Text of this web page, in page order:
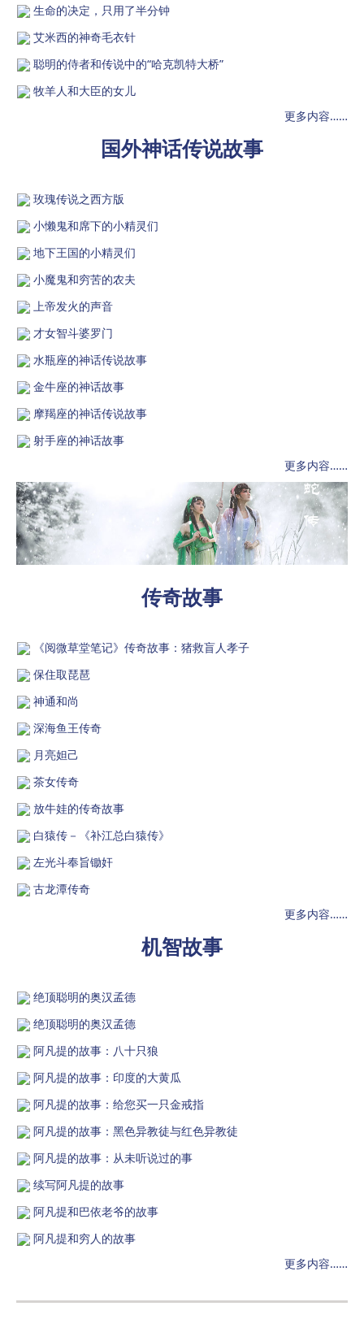
生命的决定，只用了半分钟
艾米西的神奇毛衣针
聪明的侍者和传说中的“哈克凯特大桥”
牧羊人和大臣的女儿
更多内容……
国外神话传说故事
玫瑰传说之西方版
小懒鬼和席下的小精灵们
地下王国的小精灵们
小魔鬼和穷苦的农夫
上帝发火的声音
才女智斗婆罗门
水瓶座的神话传说故事
金牛座的神话故事
摩羯座的神话传说故事
射手座的神话故事
更多内容……
传奇故事
《阅微草堂笔记》传奇故事：猪救盲人孝子
保住取琵琶
神通和尚
深海鱼王传奇
月亮妲己
茶女传奇
放牛娃的传奇故事
白猿传－《补江总白猿传》
左光斗奉旨锄奸
古龙潭传奇
更多内容……
机智故事
绝顶聪明的奥汉孟德
绝顶聪明的奥汉孟德
阿凡提的故事：八十只狼
阿凡提的故事：印度的大黄瓜
阿凡提的故事：给您买一只金戒指
阿凡提的故事：黑色异教徒与红色异教徒
阿凡提的故事：从未听说过的事
续写阿凡提的故事
阿凡提和巴依老爷的故事
阿凡提和穷人的故事
更多内容……